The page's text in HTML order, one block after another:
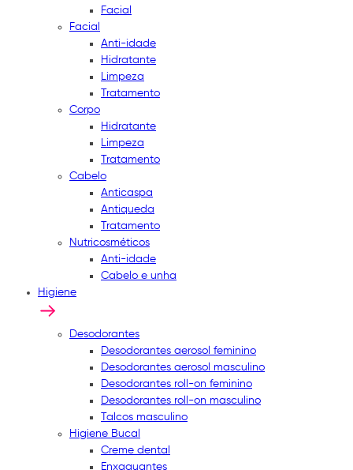
Facial
Facial
Anti-idade
Hidratante
Limpeza
Tratamento
Corpo
Hidratante
Limpeza
Tratamento
Cabelo
Anticaspa
Antiqueda
Tratamento
Nutricosméticos
Anti-idade
Cabelo e unha
Higiene
Desodorantes
Desodorantes aerosol feminino
Desodorantes aerosol masculino
Desodorantes roll-on feminino
Desodorantes roll-on masculino
Talcos masculino
Higiene Bucal
Creme dental
Enxaguantes